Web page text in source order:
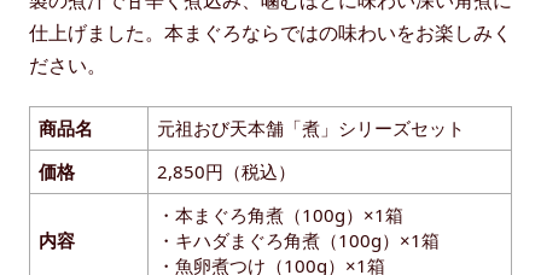
仕上げました。本まぐろならではの味わいをお楽しみく
ださい。
商品名
元祖おび天本舗「煮」シリーズセット
価格
2,850円（税込）
内容
・本まぐろ角煮（100g）×1箱
・キハダまぐろ角煮（100g）×1箱
・魚卵煮つけ（100g）×1箱